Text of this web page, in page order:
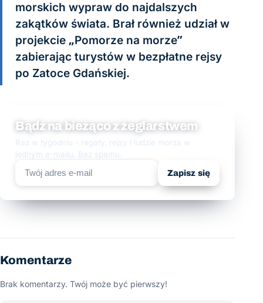
morskich wypraw do najdalszych
zakątków świata. Brał również udział w
projekcie „Pomorze na morze”
zabierając turystów w bezpłatne rejsy
po Zatoce Gdańskiej.
Bądź na bieżąco z żeglarstwem
Raz w tygodniu - regaty, rejsy i ludzie morza w
jednym e-mailu. Bez spamu.
Zapisz się
Komentarze
Brak komentarzy. Twój może być pierwszy!